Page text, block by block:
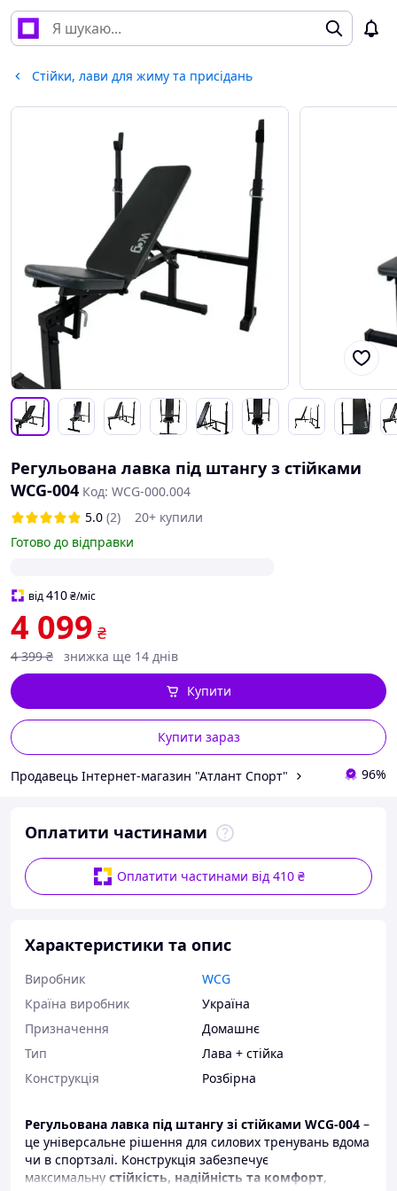
Стійки, лави для жиму та присідань
Регульована лавка під штангу з стійками
WCG-004 Код: WCG-000.004
5.0 (2)
20+ купили
Готово до відправки
від410₴/міс
4 099 ₴
4 399 ₴ знижка ще 14 днів
Купити зараз
Купити
Продавець Інтернет-магазин "Атлант Спорт" 96%
Оплатити частинами
Оплатити частинами від 410 ₴
Характеристики та опис
Виробник
WCG
Країна виробник
Україна
Призначення
Домашнє
Тип
Лава + стійка
Конструкція
Розбірна
Регульована лавка під штангу зі стійками WCG-004 –
це універсальне рішення для силових тренувань вдома
чи в спортзалі. Конструкція забезпечує
максимальну стійкість, надійність та комфорт,